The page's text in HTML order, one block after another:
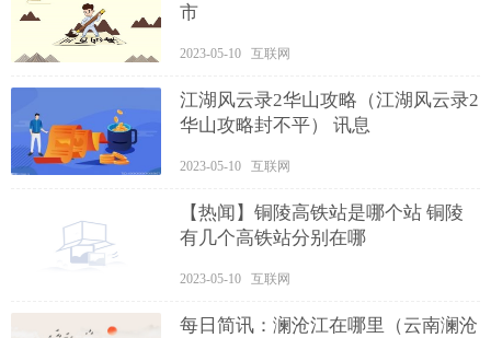
市
2023-05-10 互联网
江湖风云录2华山攻略（江湖风云录2
华山攻略封不平） 讯息
2023-05-10 互联网
【热闻】铜陵高铁站是哪个站 铜陵
有几个高铁站分别在哪
2023-05-10 互联网
每日简讯：澜沧江在哪里（云南澜沧